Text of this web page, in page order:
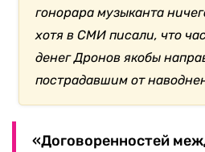
гонорара музыканта
хотя в СМИ писали, что
денег Дронов якобы
пострадавшим от
«Договоренностей